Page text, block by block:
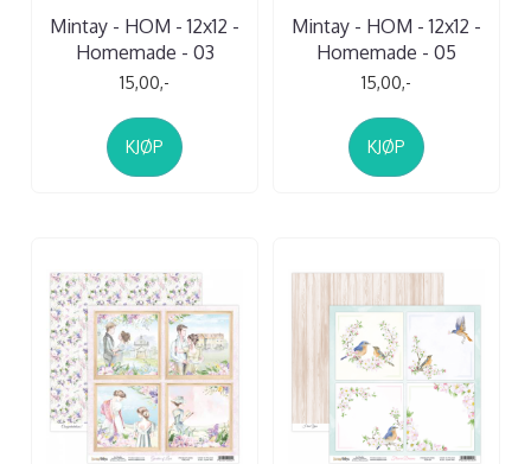
Mintay - HOM - 12x12 -
Homemade - 03
15,00,-
KJØP
Mintay - HOM - 12x12 -
Homemade - 05
15,00,-
KJØP